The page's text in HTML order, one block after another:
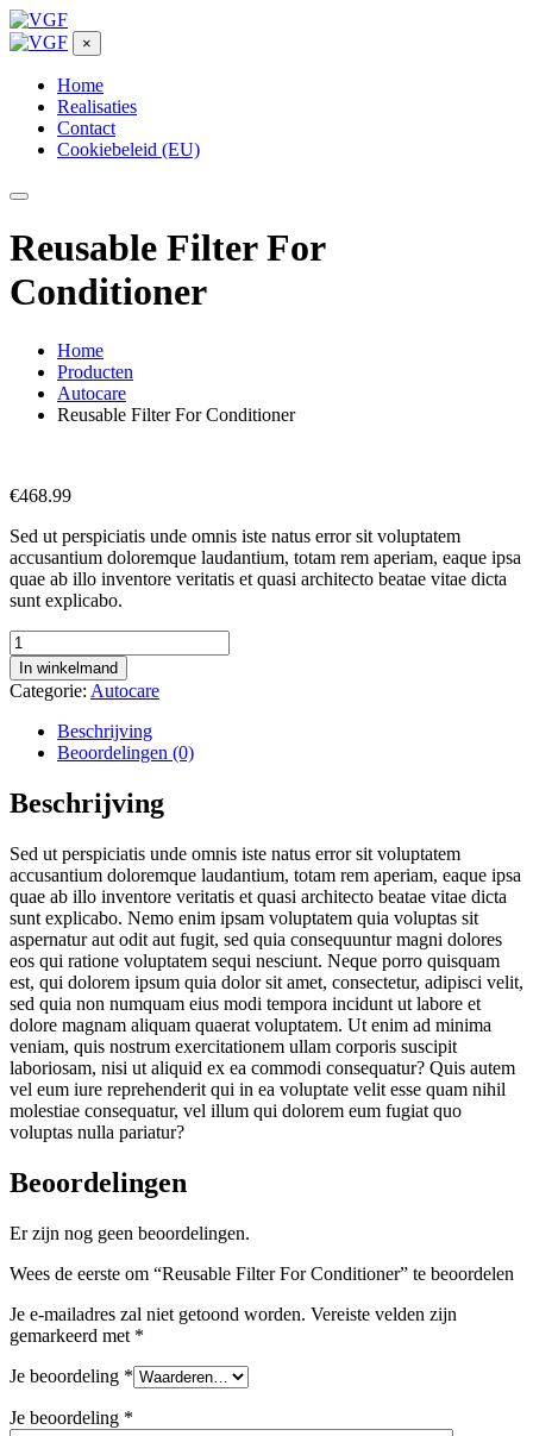
×
Home
Realisaties
Contact
Cookiebeleid (EU)
Reusable Filter For
Conditioner
Home
Producten
Autocare
Reusable Filter For Conditioner
€468.99
Sed ut perspiciatis unde omnis iste natus error sit voluptatem
accusantium doloremque laudantium, totam rem aperiam, eaque ipsa
quae ab illo inventore veritatis et quasi architecto beatae vitae dicta
sunt explicabo.
Reusable
Filter
For
Conditioner
aantal
In winkelmand
Categorie: Autocare
Beschrijving
Beoordelingen (0)
Beschrijving
Sed ut perspiciatis unde omnis iste natus error sit voluptatem
accusantium doloremque laudantium, totam rem aperiam, eaque ipsa
quae ab illo inventore veritatis et quasi architecto beatae vitae dicta
sunt explicabo. Nemo enim ipsam voluptatem quia voluptas sit
aspernatur aut odit aut fugit, sed quia consequuntur magni dolores
eos qui ratione voluptatem sequi nesciunt. Neque porro quisquam
est, qui dolorem ipsum quia dolor sit amet, consectetur, adipisci velit,
sed quia non numquam eius modi tempora incidunt ut labore et
dolore magnam aliquam quaerat voluptatem. Ut enim ad minima
veniam, quis nostrum exercitationem ullam corporis suscipit
laboriosam, nisi ut aliquid ex ea commodi consequatur? Quis autem
vel eum iure reprehenderit qui in ea voluptate velit esse quam nihil
molestiae consequatur, vel illum qui dolorem eum fugiat quo
voluptas nulla pariatur?
Beoordelingen
Er zijn nog geen beoordelingen.
Wees de eerste om “Reusable Filter For Conditioner” te beoordelen
Je e-mailadres zal niet getoond worden. Vereiste velden zijn
gemarkeerd met *
Je beoordeling *
Je beoordeling *